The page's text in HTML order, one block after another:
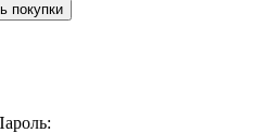
покупки